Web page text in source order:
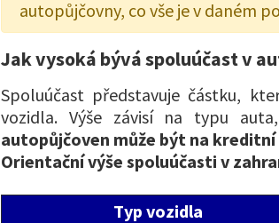
autopůjčovny, co vše je v daném
Jak vysoká bývá spoluúčast v
Spoluúčast představuje částku,
vozidla. Výše závisí na typu
autopůjčoven může být na
Orientační výše spoluúčasti v
Typ vozidla